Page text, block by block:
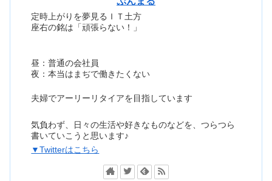
定時上がりを夢見るＩＴ土方
座右の銘は「頑張らない！」
昼：普通の会社員
夜：本当はまぢで働きたくない
夫婦でアーリーリタイアを目指しています
気負わず、日々の生活や好きなものなどを、つらつら
書いていこうと思います♪
▼Twitterはこちら